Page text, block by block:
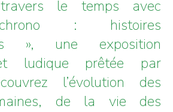
le temps avec
: histoires
», une exposition
ludique prêtée par
l’évolution des
de la vie des